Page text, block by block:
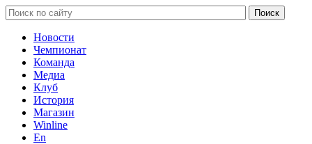
Новости
Чемпионат
Команда
Медиа
Клуб
История
Магазин
Winline
En